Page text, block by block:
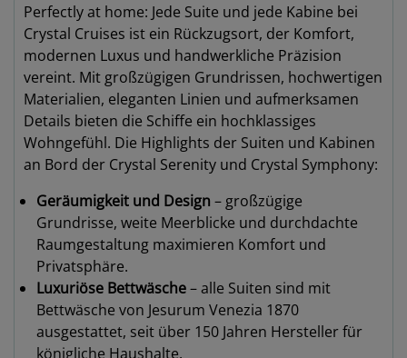
Perfectly at home: Jede Suite und jede Kabine bei
Crystal Cruises ist ein Rückzugsort, der Komfort,
modernen Luxus und handwerkliche Präzision
vereint. Mit großzügigen Grundrissen, hochwertigen
Materialien, eleganten Linien und aufmerksamen
Details bieten die Schiffe ein hochklassiges
Wohngefühl. Die Highlights der Suiten und Kabinen
an Bord der Crystal Serenity und Crystal Symphony:
Geräumigkeit und Design – großzügige
Grundrisse, weite Meerblicke und durchdachte
Raumgestaltung maximieren Komfort und
Privatsphäre.
Luxuriöse Bettwäsche– alle Suiten sind mit
Bettwäsche von Jesurum Venezia 1870
ausgestattet, seit über 150 Jahren Hersteller für
königliche Haushalte.